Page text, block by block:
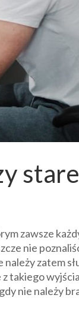
zawsze
nie
zatem
takiego
nie należy